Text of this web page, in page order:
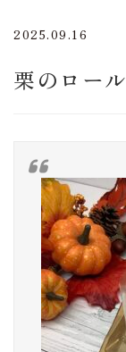
2025.09.16
栗のロール